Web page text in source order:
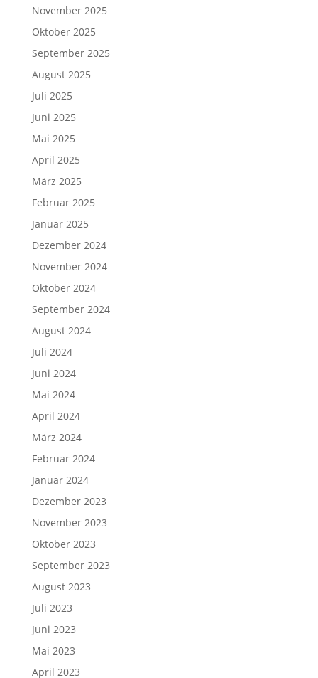
November 2025
Oktober 2025
September 2025
August 2025
Juli 2025
Juni 2025
Mai 2025
April 2025
März 2025
Februar 2025
Januar 2025
Dezember 2024
November 2024
Oktober 2024
September 2024
August 2024
Juli 2024
Juni 2024
Mai 2024
April 2024
März 2024
Februar 2024
Januar 2024
Dezember 2023
November 2023
Oktober 2023
September 2023
August 2023
Juli 2023
Juni 2023
Mai 2023
April 2023